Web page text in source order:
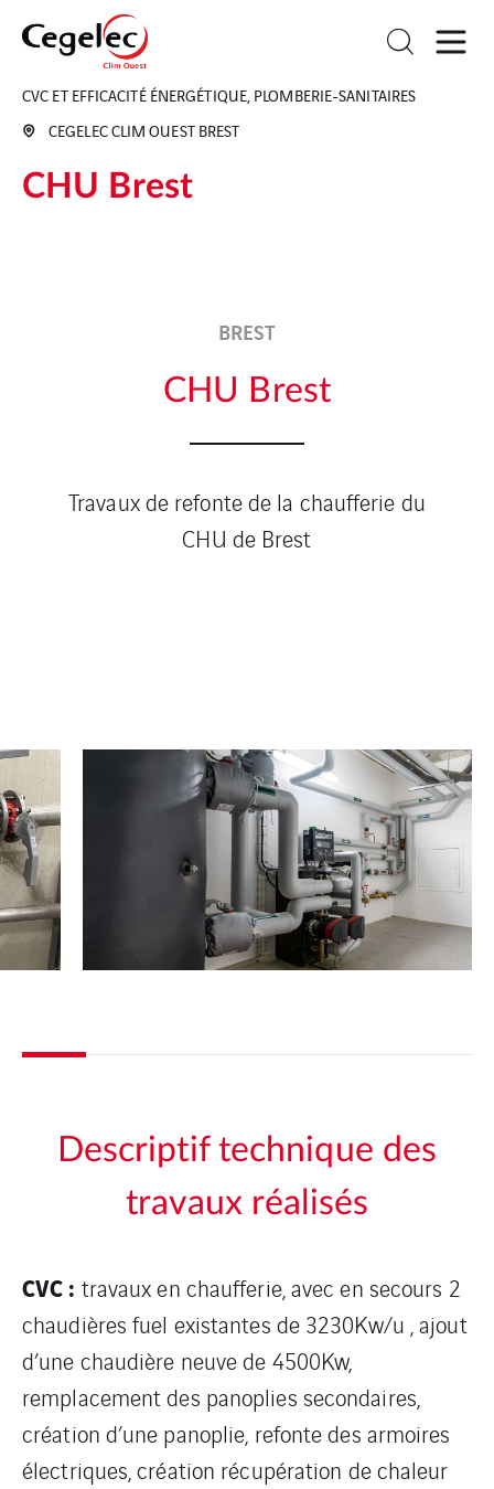
CVC ET EFFICACITÉ ÉNERGÉTIQUE, PLOMBERIE-SANITAIRES
CEGELEC CLIM OUEST BREST
CHU Brest
BREST
CHU Brest
Travaux de refonte de la chaufferie du
CHU de Brest
Descriptif technique des
travaux réalisés
CVC : travaux en chaufferie, avec en secours 2
chaudières fuel existantes de 3230Kw/u , ajout
d’une chaudière neuve de 4500Kw,
remplacement des panoplies secondaires,
création d’une panoplie, refonte des armoires
électriques, création récupération de chaleur